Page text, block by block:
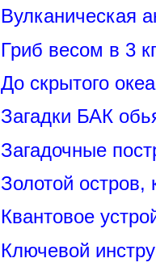
Вулканическая
Гриб весом в 3
До скрытого
Загадки БАК
Загадочные
Золотой остров,
Квантовое
Ключевой